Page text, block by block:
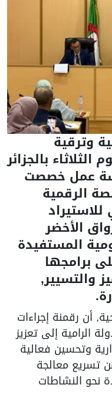
وترقية
بالجزائر
عمل خصصت
الرقمية
للاستيراد
الأخضر
المستفيدة
برامجها
والتسيير,
أن رقمنة إجراءات
الرامية إلى تعزيز
وتحسين فعالية
تسريع معالجة
نحو النشاطات